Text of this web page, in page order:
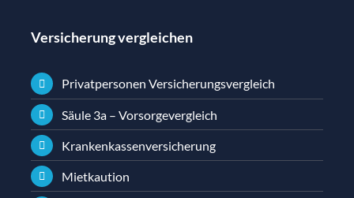
Versicherung vergleichen
Privatpersonen Versicherungsvergleich
Säule 3a – Vorsorgevergleich
Krankenkassenversicherung
Mietkaution